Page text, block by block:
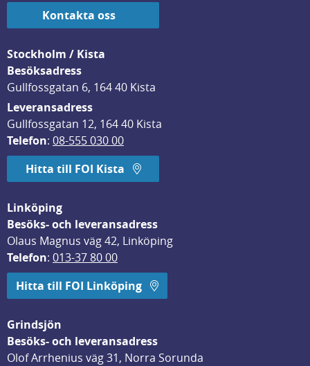
Kontakta oss
Stockholm / Kista
Besöksadress
Gullfossgatan 6, 164 40 Kista
Leveransadress
Gullfossgatan 12, 164 40 Kista
Telefon: 08-555 030 00
Hitta till FOI Kista
Linköping
Besöks- och leveransadress
Olaus Magnus väg 42, Linköping
Telefon: 013-37 80 00
Hitta till FOI Linköping
Grindsjön
Besöks- och leveransadress
Olof Arrhenius väg 31, Norra Sorunda